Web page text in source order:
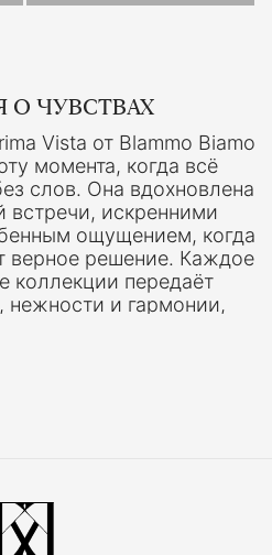
О ЧУВСТВАХ
Vista от Blammo Biamo
момента, когда всё
слов. Она вдохновлена
встречи, искренними
ощущением, когда
верное решение. Каждое
коллекции передаёт
и гармонии,
образ, наполненный
и вдохновением.
объединяют
силуэтов и
свадебного